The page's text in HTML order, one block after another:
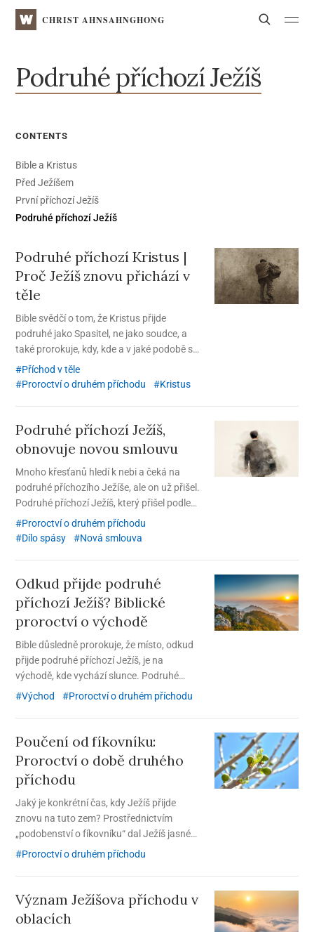
WATVCHRIST AHNSAHNGHONG Search
Podruhé příchozí Ježíš
CONTENTS
Bible a Kristus
Před Ježíšem
První příchozí Ježíš
Podruhé příchozí Ježíš
Podruhé příchozí Kristus |
Proč Ježíš znovu přichází v
těle
Bible svědčí o tom, že Kristus přijde
podruhé jako Spasitel, ne jako soudce, a
také prorokuje, kdy, kde a v jaké podobě se
objeví.
Příchod v těle
Proroctví o druhém příchodu
Kristus
Podruhé příchozí Ježíš,
obnovuje novou smlouvu
Mnoho křesťanů hledí k nebi a čeká na
podruhé příchozího Ježíše, ale on už přišel.
Podruhé příchozí Ježíš, který přišel podle
proroctví Bible a obnovil pravdu nové
smlouvy, je Kristus Ansanghong.
Proroctví o druhém příchodu
Dílo spásy
Nová smlouva
Odkud přijde podruhé
příchozí Ježíš? Biblické
proroctví o východě
Bible důsledně prorokuje, že místo, odkud
přijde podruhé příchozí Ježíš, je na
východě, kde vychází slunce. Podruhé
příchozí Ježíš začíná poslední dílo spásy z
Východ Proroctví o druhém příchodu
Poučení od fíkovníku:
Proroctví o době druhého
příchodu
Jaký je konkrétní čas, kdy Ježíš přijde
znovu na tuto zem? Prostřednictvím
„podobenství o fíkovníku“ dal Ježíš jasné
znamení o době svého druhého příchodu.
Proroctví o druhém příchodu
Význam Ježíšova příchodu v
oblacích